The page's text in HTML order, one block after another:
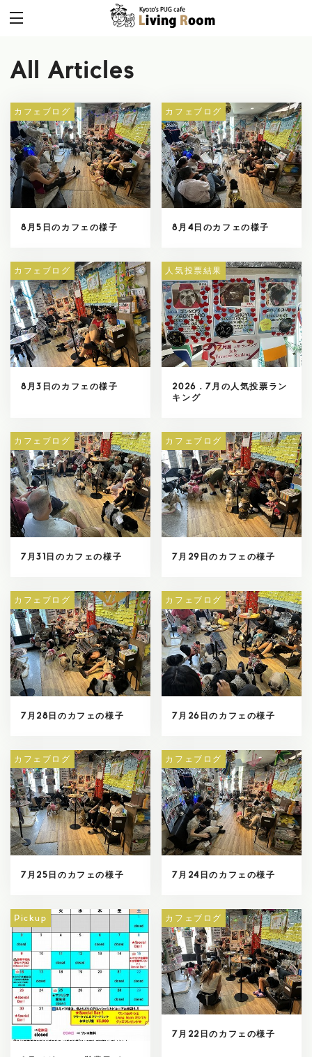
All Articles
カフェブログ
8月5日のカフェの様子
カフェブログ
8月4日のカフェの様子
カフェブログ
8月3日のカフェの様子
人気投票結果
2026．7月の人気投票ラン
キング
カフェブログ
7月31日のカフェの様子
カフェブログ
7月29日のカフェの様子
カフェブログ
7月28日のカフェの様子
カフェブログ
7月26日のカフェの様子
カフェブログ
7月25日のカフェの様子
カフェブログ
7月24日のカフェの様子
Pickup カフェブログ
7月22日のカフェの様子